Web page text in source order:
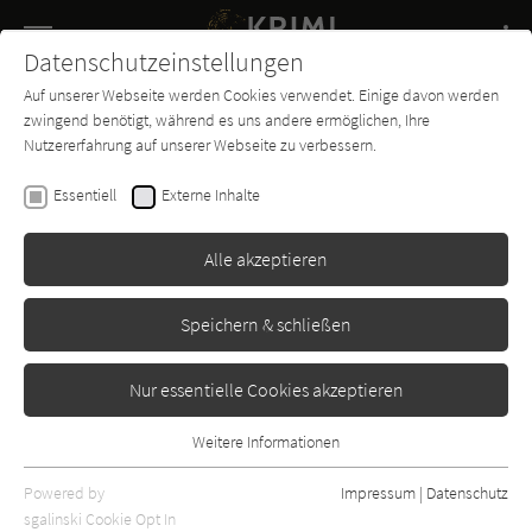
SUCHE
Buch-
Entdecker
Forum Charts
Lindsey Davis
Eine Leiche im Badehaus
Erschienen: Januar 2005 Bibliogr. Angaben
Datenschutzeinstellungen
Auf unserer Webseite werden Cookies verwendet. Einige davon werden
zwingend benötigt, während es uns andere ermöglichen, Ihre
Nutzererfahrung auf unserer Webseite zu verbessern.
Essentiell Externe Inhalte
Alle akzeptieren
Speichern & schließen
Nur essentielle Cookies akzeptieren
Essentielle Cookies werden für grundlegende Funktionen der
Webseite benötigt. Dadurch ist gewährleistet, dass die Webseite
Weitere Informationen
Powered by
sgalinski Cookie Opt In
Impressum | Datenschutz